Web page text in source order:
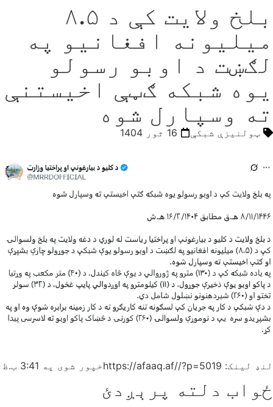
بلخ ولایت کې د ۸.۵
میلیونه افغانیو په
لګښت د اوبو رسولو
یوه شبکه ګټې اخیستنې
ته وسپارل شوه
ټولنیزې شبکې 16 ثور 1404
لنډ لینک: https://afaaq.af//?p=5019 خپور شوی په 3:41 ب.ظ
ځواب دلته پرېږدئ